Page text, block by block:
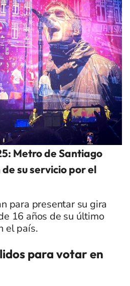
Metro de Santiago
su servicio por el
para presentar su gira
16 años de su último
el país.
para votar en